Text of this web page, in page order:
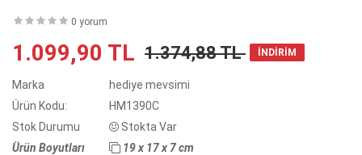
0 yorum
1.099,90 TL 1.374,88 TL İNDİRİM
Marka
hediye mevsimi
Ürün Kodu:
HM1390C
Stok Durumu
Stokta Var
Ürün Boyutları
19 x 17 x 7 cm